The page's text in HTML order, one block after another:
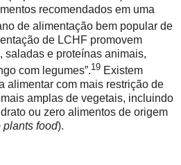
recomendados em uma
de alimentação bem popular de
de LCHF promovem
saladas e proteínas animais,
com legumes”.19 Existem
alimentar com mais restrição de
amplas de vegetais, incluindo
ou zero alimentos de origem
plants food).